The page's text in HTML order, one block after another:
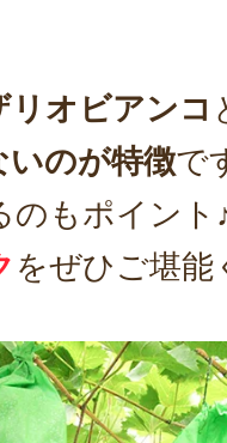
リオビアンコ
いのが特徴で
のもポイント
をぜひご堪能